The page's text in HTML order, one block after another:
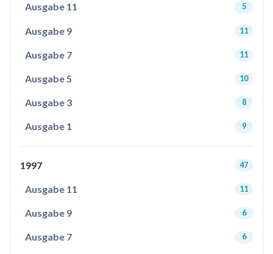
Ausgabe 11 5
Ausgabe 9 11
Ausgabe 7 11
Ausgabe 5 10
Ausgabe 3 8
Ausgabe 1 9
1997 47
Ausgabe 11 11
Ausgabe 9 6
Ausgabe 7 6